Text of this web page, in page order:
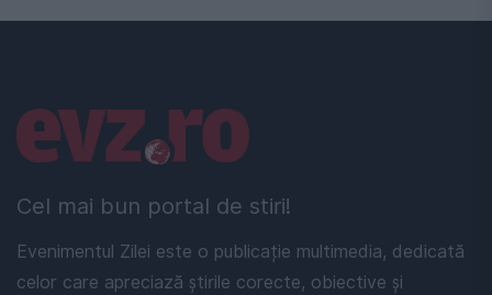
Cel mai bun portal de stiri!
Evenimentul Zilei este o publicație multimedia, dedicată
celor care apreciază știrile corecte, obiective și
Linkuri utile